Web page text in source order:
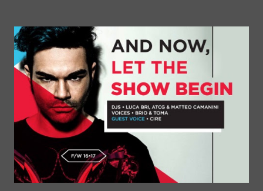
dello spettacolo. Il 26/9 è infatti al Richmond Cafè di
Milano dalle 21.30 come giudice di Italian Talent Music. La
manifestazione va in onda su Odeon Tv. A novembre 2016
invece fa parte della giuria di un dj contest che prende vita
al Tiare Shopping di Villesse (Gorizia). Venerdì 4 novembre
sarà in giuria con Giulia Regain, una delle dj girl più attive in
Italia; l'11 con Andrea Belli, colonna musicale di 105 In Da
Klubb; Venerdì 28, invece, per la finale, Gary Caos sarà in
giuria ...